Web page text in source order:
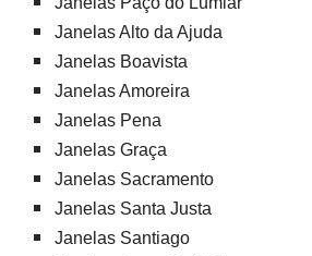
Janelas Alto da Ajuda
Janelas Boavista
Janelas Amoreira
Janelas Pena
Janelas Graça
Janelas Sacramento
Janelas Santa Justa
Janelas Santiago